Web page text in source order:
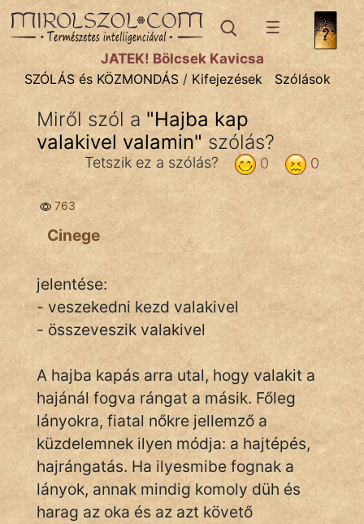
SZÓLÁS ÉS KÖZMONDÁStémák:
Bibliai
Közmondások
Szállóigék
Szóláscsoportok
Szólások
Tréfás
IRODALOM
SZÓLÁS
És
KÖZMONDÁS
JÁTÉK! Bölcsek Kavicsa
SZÓLÁS és KÖZMONDÁS / Kifejezések Szólások
Miről szól a "Hajba kap
valakivel valamin" szólás?
0
0
Tetszik ez a szólás?
763
Cinege
jelentése:
- veszekedni kezd valakivel
- összeveszik valakivel
A hajba kapás arra utal, hogy valakit a
hajánál fogva rángat a másik. Főleg
lányokra, fiatal nőkre jellemző a
küzdelemnek ilyen módja: a hajtépés,
hajrángatás. Ha ilyesmibe fognak a
lányok, annak mindig komoly düh és
harag az oka és az azt követő